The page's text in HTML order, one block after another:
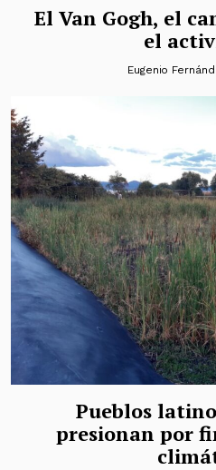
El Van Gogh, el
el
Eugenio
Pueblos
presionan por